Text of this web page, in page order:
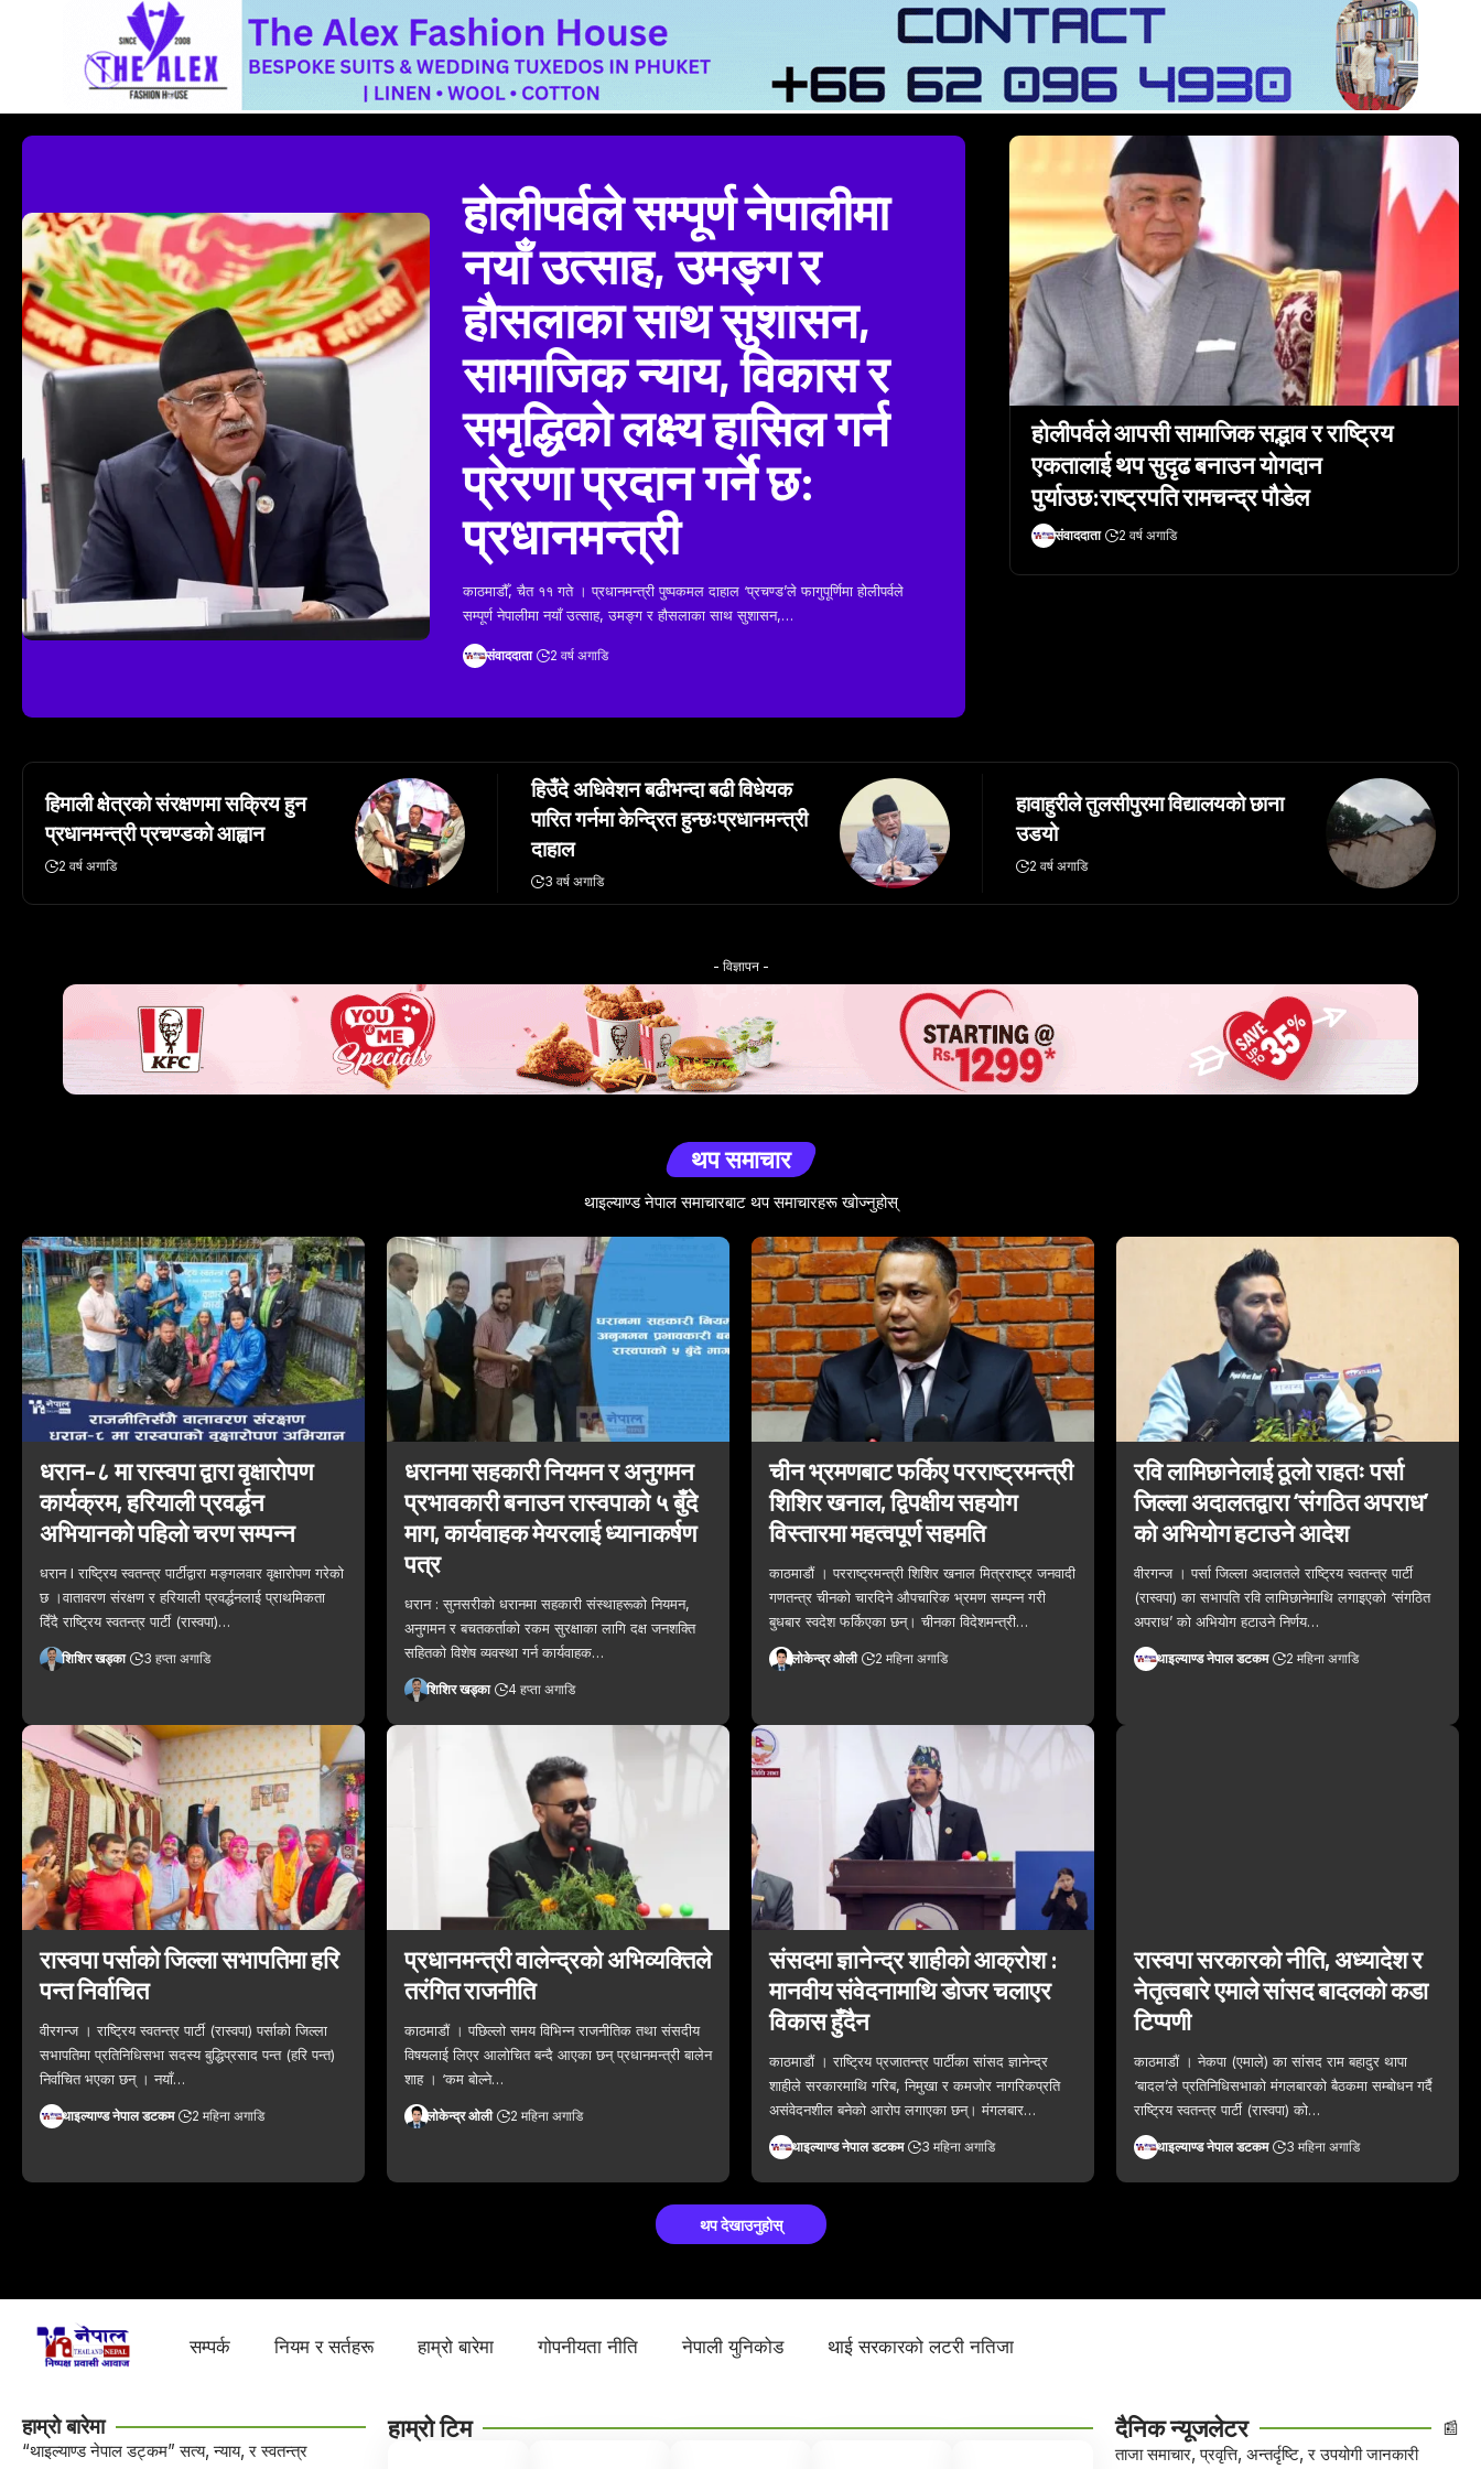
होलीपर्वले सम्पूर्ण नेपालीमा
नयाँ उत्साह, उमङ्ग र
हौसलाका साथ सुशासन,
सामाजिक न्याय, विकास र
समृद्धिको लक्ष्य हासिल गर्न
प्रेरणा प्रदान गर्ने छ:
प्रधानमन्त्री
काठमाडौँ, चैत ११ गते । प्रधानमन्त्री पुष्पकमल दाहाल ‘प्रचण्ड’ले फागुपूर्णिमा होलीपर्वले
सम्पूर्ण नेपालीमा नयाँ उत्साह, उमङ्ग र हौसलाका साथ सुशासन,…
संवाददाता 2 वर्ष अगाडि
होलीपर्वले आपसी सामाजिक सद्भाव र राष्ट्रिय
एकतालाई थप सुदृढ बनाउन योगदान
पुर्याउछ:राष्ट्रपति रामचन्द्र पौडेल
संवाददाता 2 वर्ष अगाडि
हिमाली क्षेत्रको संरक्षणमा सक्रिय हुन
प्रधानमन्त्री प्रचण्डको आह्वान
2 वर्ष अगाडि
हिउँदे अधिवेशन बढीभन्दा बढी विधेयक
पारित गर्नमा केन्द्रित हुन्छःप्रधानमन्त्री
दाहाल
3 वर्ष अगाडि
हावाहुरीले तुलसीपुरमा विद्यालयको छाना
उडयो
2 वर्ष अगाडि
- विज्ञापन -
थप समाचार
थाइल्याण्ड नेपाल समाचारबाट थप समाचारहरू खोज्नुहोस्
धरान–८ मा रास्वपा द्वारा वृक्षारोपण
कार्यक्रम, हरियाली प्रवर्द्धन
अभियानको पहिलो चरण सम्पन्न
​धरान l राष्ट्रिय स्वतन्त्र पार्टीद्वारा मङ्गलवार वृक्षारोपण गरेको
छ ।​वातावरण संरक्षण र हरियाली प्रवर्द्धनलाई प्राथमिकता
दिँदै राष्ट्रिय स्वतन्त्र पार्टी (रास्वपा)…
शिशिर खड्का 3 हप्ता अगाडि
धरानमा सहकारी नियमन र अनुगमन
प्रभावकारी बनाउन रास्वपाको ५ बुँदे
माग, कार्यवाहक मेयरलाई ध्यानाकर्षण
पत्र
धरान : सुनसरीको धरानमा सहकारी संस्थाहरूको नियमन,
अनुगमन र बचतकर्ताको रकम सुरक्षाका लागि दक्ष जनशक्ति
सहितको विशेष व्यवस्था गर्न कार्यवाहक…
शिशिर खड्का 4 हप्ता अगाडि
चीन भ्रमणबाट फर्किए परराष्ट्रमन्त्री
शिशिर खनाल, द्विपक्षीय सहयोग
विस्तारमा महत्वपूर्ण सहमति
काठमाडौं । परराष्ट्रमन्त्री शिशिर खनाल मित्रराष्ट्र जनवादी
गणतन्त्र चीनको चारदिने औपचारिक भ्रमण सम्पन्न गरी
बुधबार स्वदेश फर्किएका छन्। चीनका विदेशमन्त्री…
लोकेन्द्र ओली 2 महिना अगाडि
रवि लामिछानेलाई ठूलो राहतः पर्सा
जिल्ला अदालतद्वारा ‘संगठित अपराध’
को अभियोग हटाउने आदेश
वीरगन्ज । पर्सा जिल्ला अदालतले राष्ट्रिय स्वतन्त्र पार्टी
(रास्वपा) का सभापति रवि लामिछानेमाथि लगाइएको ‘संगठित
अपराध’ को अभियोग हटाउने निर्णय…
थाइल्याण्ड नेपाल डटकम 2 महिना अगाडि
रास्वपा पर्साको जिल्ला सभापतिमा हरि
पन्त निर्वाचित
वीरगन्ज । राष्ट्रिय स्वतन्त्र पार्टी (रास्वपा) पर्साको जिल्ला
सभापतिमा प्रतिनिधिसभा सदस्य बुद्धिप्रसाद पन्त (हरि पन्त)
निर्वाचित भएका छन् । नयाँ…
थाइल्याण्ड नेपाल डटकम 2 महिना अगाडि
प्रधानमन्त्री वालेन्द्रको अभिव्यक्तिले
तरंगित राजनीति
काठमाडौं । पछिल्लो समय विभिन्न राजनीतिक तथा संसदीय
विषयलाई लिएर आलोचित बन्दै आएका छन् प्रधानमन्त्री बालेन
शाह । ‘कम बोल्ने…
लोकेन्द्र ओली 2 महिना अगाडि
संसदमा ज्ञानेन्द्र शाहीको आक्रोश :
मानवीय संवेदनामाथि डोजर चलाएर
विकास हुँदैन
काठमाडौं । राष्ट्रिय प्रजातन्त्र पार्टीका सांसद ज्ञानेन्द्र
शाहीले सरकारमाथि गरिब, निमुखा र कमजोर नागरिकप्रति
असंवेदनशील बनेको आरोप लगाएका छन्। मंगलबार…
थाइल्याण्ड नेपाल डटकम 3 महिना अगाडि
रास्वपा सरकारको नीति, अध्यादेश र
नेतृत्वबारे एमाले सांसद बादलको कडा
टिप्पणी
काठमाडौं । नेकपा (एमाले) का सांसद राम बहादुर थापा
‘बादल’ले प्रतिनिधिसभाको मंगलबारको बैठकमा सम्बोधन गर्दै
राष्ट्रिय स्वतन्त्र पार्टी (रास्वपा) को…
थाइल्याण्ड नेपाल डटकम 3 महिना अगाडि
थप देखाउनुहोस्
सम्पर्क नियम र सर्तहरू हाम्रो बारेमा गोपनीयता नीति नेपाली युनिकोड थाई सरकारको लटरी नतिजा
हाम्रो बारेमा
“थाइल्याण्ड नेपाल डट्कम” सत्य, न्याय, र स्वतन्त्र
हाम्रो टिम दैनिक न्यूजलेटर
📰
ताजा समाचार, प्रवृत्ति, अन्तर्दृष्टि, र उपयोगी जानकारी